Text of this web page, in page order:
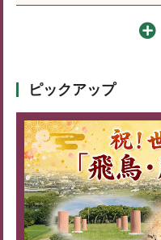
ピックアップ